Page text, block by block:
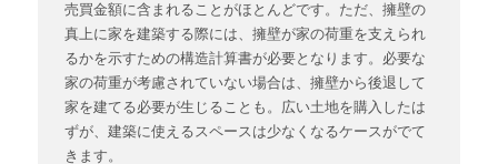
売買金額に含まれることがほとんどです。ただ、擁壁の
真上に家を建築する際には、擁壁が家の荷重を支えられ
るかを示すための構造計算書が必要となります。必要な
家の荷重が考慮されていない場合は、擁壁から後退して
家を建てる必要が生じることも。広い土地を購入したは
ずが、建築に使えるスペースは少なくなるケースがでて
きます。